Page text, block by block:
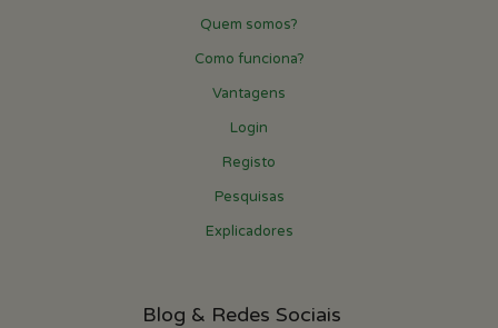
Quem somos?
Como funciona?
Vantagens
Login
Registo
Pesquisas
Explicadores
Blog & Redes Sociais